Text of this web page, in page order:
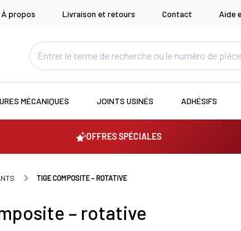
À propos Livraison et retours Contact Aide
MÉCANIQUES JOINTS USINÉS ADHÉSIFS
OFFRES SPÉCIALES
TIGE COMPOSITE – ROTATIVE
– rotative